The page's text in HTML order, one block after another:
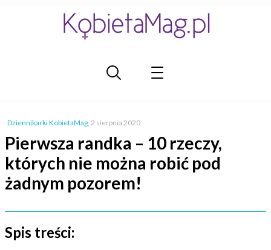
Dziennikarki KobietaMag, 2 sierpnia 2020
Pierwsza randka – 10 rzeczy,
których nie można robić pod
żadnym pozorem!
Spis treści: